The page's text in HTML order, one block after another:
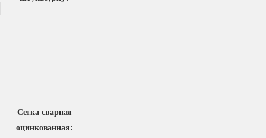
Сетка сварная
оцинкованная: